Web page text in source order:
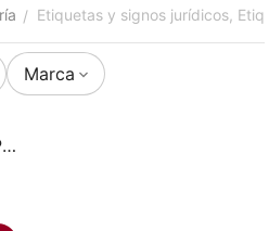
/ Etiquetas y signos jurídicos,
Marca
/